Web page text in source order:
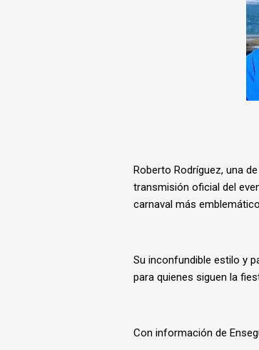
Roberto Rodríguez, una
transmisión oficial del
carnaval más
Su inconfundible estilo y
para quienes siguen la
Con información de